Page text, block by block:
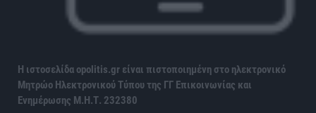
Η ιστοσελίδα opolitis.gr είναι πιστοποιημένη στο ηλεκτρονικό
Μητρώο Ηλεκτρονικού Τύπου της ΓΓ Επικοινωνίας και
Ενημέρωσης Μ.Η.Τ. 232380